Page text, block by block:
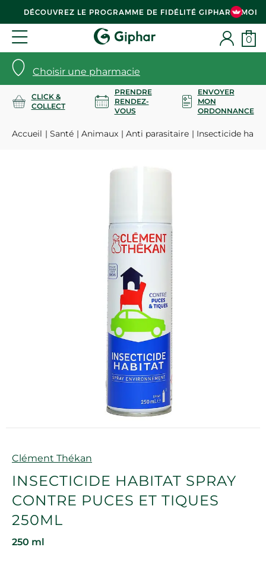
DÉCOUVREZ LE PROGRAMME DE FIDÉLITÉ GIPHAR & MOI
Choisir une pharmacie
0
CLICK &
COLLECT
PRENDRE
RENDEZ-
VOUS
ENVOYER
MON
ORDONNANCE
Accueil Santé Animaux Anti parasitaire Insecticide
Marque
Clément Thékan
INSECTICIDE HABITAT SPRAY
CONTRE PUCES ET TIQUES
250ML
250 ml